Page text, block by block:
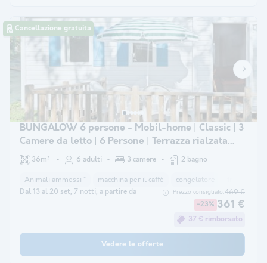
Cancellazione gratuita
BUNGALOW 6 persone - Mobil-home | Classic | 3
Camere da letto | 6 Persone | Terrazza rialzata
scoperta | 2 bagni
36m² 6 adulti 3 camere 2 bagno
Animali ammessi * macchina per il caffè congelatore
Dal 13 al 20 set, 7 notti, a partire da Prezzo consigliato:469 €
-23% 361 €
37 € rimborsato
Vedere le offerte